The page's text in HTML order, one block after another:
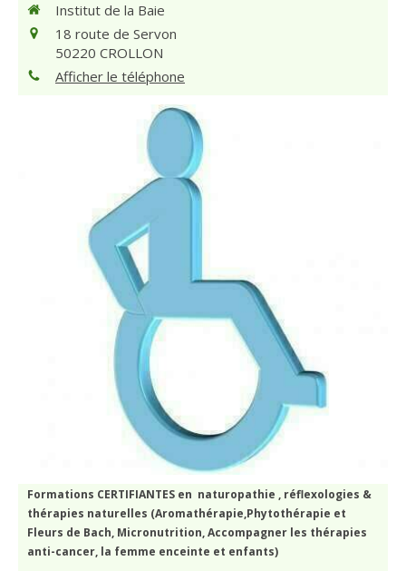
Institut de la Baie
18 route de Servon
50220 CROLLON
Afficher le téléphone
Formations CERTIFIANTES en naturopathie , réflexologies &
thérapies naturelles (Aromathérapie,Phytothérapie et
Fleurs de Bach, Micronutrition, Accompagner les thérapies
anti-cancer, la femme enceinte et enfants)